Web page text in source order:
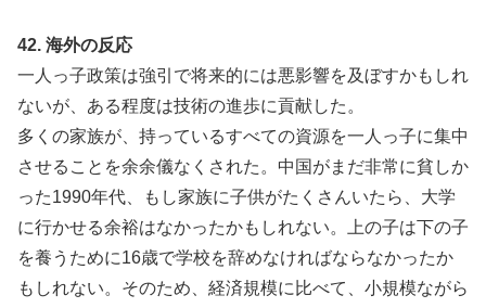
42. 海外の反応
一人っ子政策は強引で将来的には悪影響を及ぼすかもしれ
ないが、ある程度は技術の進歩に貢献した。
多くの家族が、持っているすべての資源を一人っ子に集中
させることを余余儀なくされた。中国がまだ非常に貧しか
った1990年代、もし家族に子供がたくさんいたら、大学
に行かせる余裕はなかったかもしれない。上の子は下の子
を養うために16歳で学校を辞めなければならなかったか
もしれない。そのため、経済規模に比べて、小規模ながら